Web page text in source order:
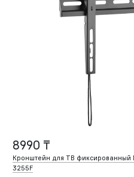
8990 ₸
Кронштейн для ТВ фиксированный
3255F